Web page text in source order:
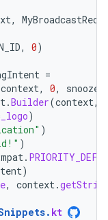
,
, 0)
=
context, 0,
.Builder(context,
)
)
)
.
)
, context.
. kt